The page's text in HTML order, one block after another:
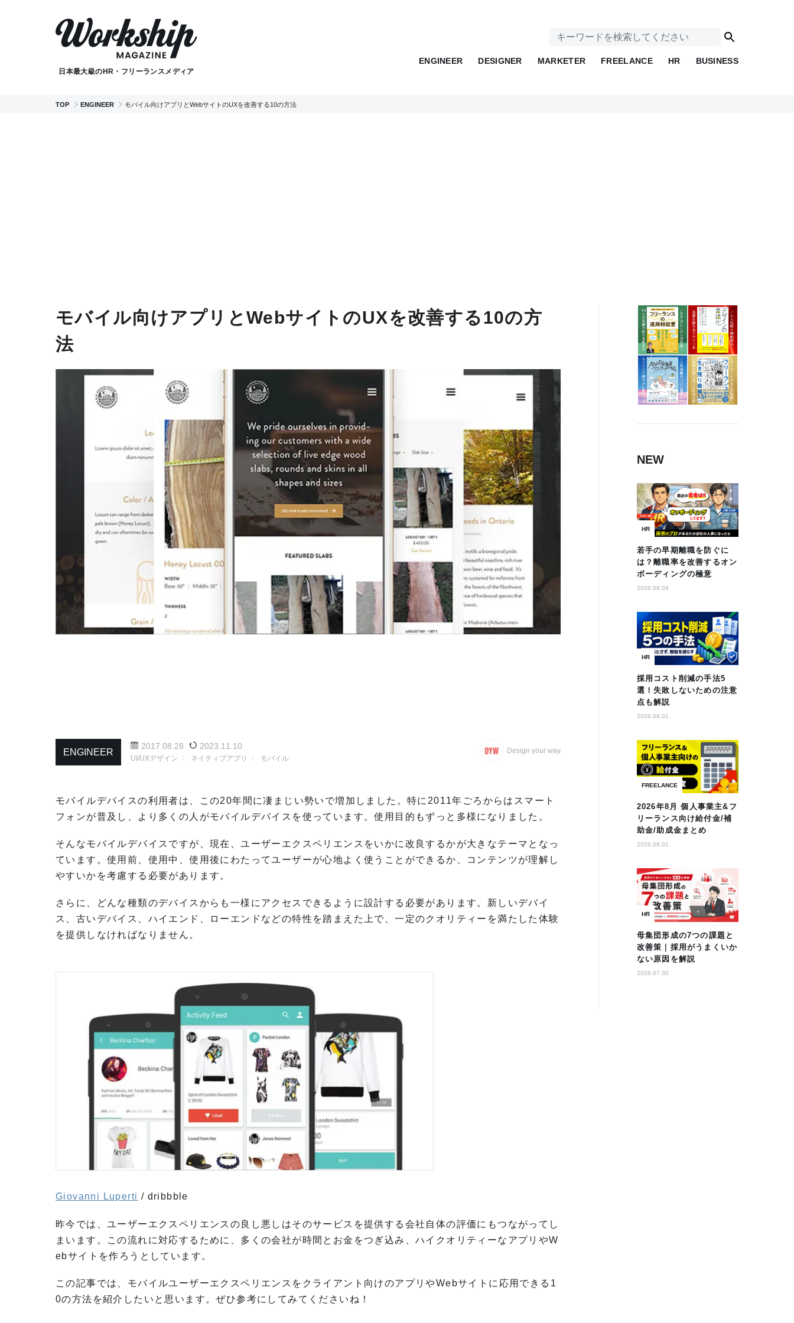
日本最大級のHR・フリーランスメディア
ENGINEER DESIGNER MARKETER FREELANCE HR BUSINESS
TOP ENGINEER モバイル向けアプリとWebサイトのUXを改善する10の方法
モバイル向けアプリとWebサイトのUXを改善する10の方
法
ENGINEER Design your way
2017.08.28 2023.11.10
UI/UXデザイン ネイティブアプリ モバイル
モバイルデバイスの利用者は、この20年間に凄まじい勢いで増加しました。特に2011年ごろからはスマート
フォンが普及し、より多くの人がモバイルデバイスを使っています。使用目的もずっと多様になりました。
そんなモバイルデバイスですが、現在、ユーザーエクスペリエンスをいかに改良するかが大きなテーマとなっ
ています。使用前、使用中、使用後にわたってユーザーが心地よく使うことができるか、コンテンツが理解し
やすいかを考慮する必要があります。
さらに、どんな種類のデバイスからも一様にアクセスできるように設計する必要があります。新しいデバイ
ス、古いデバイス、ハイエンド、ローエンドなどの特性を踏まえた上で、一定のクオリティーを満たした体験
を提供しなければなりません。
Giovanni Luperti / dribbble
昨今では、ユーザーエクスペリエンスの良し悪しはそのサービスを提供する会社自体の評価にもつながってし
まいます。この流れに対応するために、多くの会社が時間とお金をつぎ込み、ハイクオリティーなアプリやW
ebサイトを作ろうとしています。
この記事では、モバイルユーザーエクスペリエンスをクライアント向けのアプリやWebサイトに応用できる1
0の方法を紹介したいと思います。ぜひ参考にしてみてくださいね！
NEW
HR
若手の早期離職を防ぐに
は？離職率を改善するオン
ボーディングの極意
2026.08.04
HR
採用コスト削減の手法5
選！失敗しないための注意
点も解説
2026.08.01
FREELANCE
2026年8月 個人事業主&フ
リーランス向け給付金/補
助金/助成金まとめ
2026.08.01
HR
母集団形成の7つの課題と
改善策｜採用がうまくいか
ない原因を解説
2026.07.30